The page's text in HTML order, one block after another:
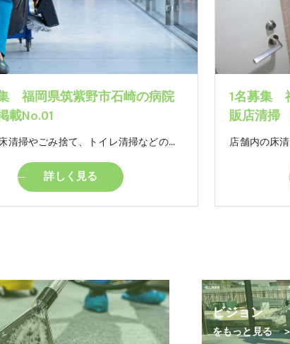
福岡県筑紫野市石崎の病院
No.01
病院内の床清掃やごみ捨て、トイレ清掃などの簡単なお仕事です。 モクモクと自分のペースでやっていただけるお仕事です。 ※女性トイレの清掃があります。
詳しく見る
1名募集
販店清掃
ビジョン
をもっと見る